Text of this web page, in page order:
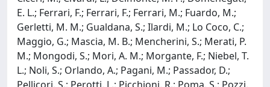
E. L.; Ferrari, F.; Ferrari, F.; Ferrari, M.; Fuardo, M.;
Gerletti, M. M.; Gualdana, S.; Ilardi, M.; Lo Coco, C.;
Maggio, G.; Mascia, M. B.; Mencherini, S.; Merati, P.
M.; Mongodi, S.; Mori, A. M.; Morgante, F.; Niebel, T.
L.; Noli, S.; Orlando, A.; Pagani, M.; Passador, D.;